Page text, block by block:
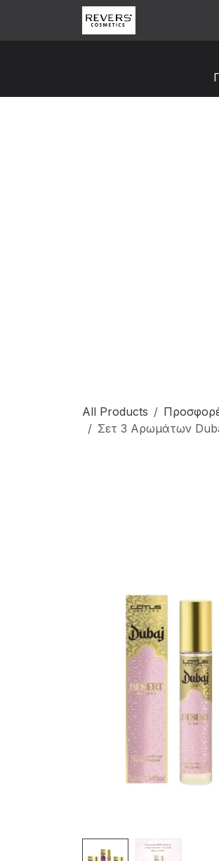
All Products
Σετ 3 Αρωμάτων